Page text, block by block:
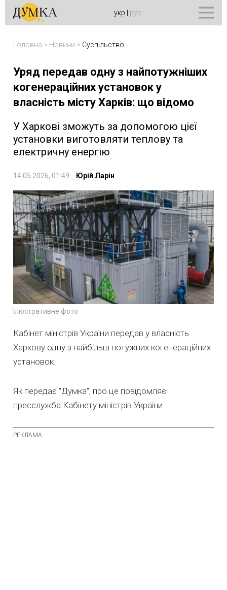
укр рус
Головна > Новини > Суспільство
Уряд передав одну з найпотужніших
когенераційних установок у
власність місту Харків: що відомо
У Харкові зможуть за допомогою цієї
установки виготовляти теплову та
електричну енергію
14.05.2026, 01:49 Юрій Ларін
Ілюстративне фото
Кабінет міністрів України передав у власність
Харкову одну з найбільш потужних когенераційних
установок.
Як передає "Думка", про це повідомляє
пресслужба Кабінету міністрів України.